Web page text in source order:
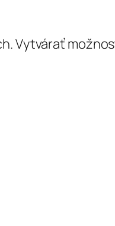
Vytvárať